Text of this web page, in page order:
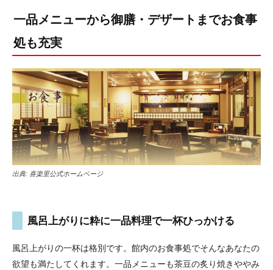
一品メニューから御膳・デザートまでお食事
処も充実
出典: 喜楽里公式ホームページ
風呂上がりに粋に一品料理で一杯ひっかける
風呂上がりの一杯は格別です。館内のお食事処でそんなあなたの
欲望も満たしてくれます。一品メニューも茶豆の炙り焼きややみ